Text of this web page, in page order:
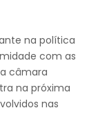
na política
com as
câmara
na próxima
nas